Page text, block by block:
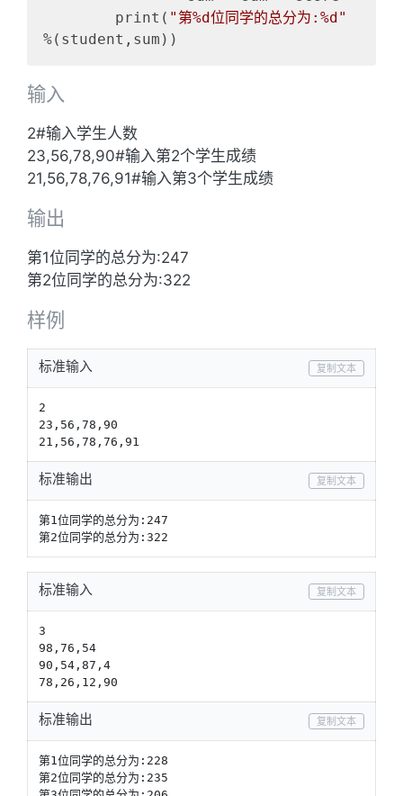
	print(
"第%d位同学的总分为:%d"
输入
2#输入学生人数
23,56,78,90#输入第2个学生成绩
21,56,78,76,91#输入第3个学生成绩
输出
第1位同学的总分为:247
第2位同学的总分为:322
样例
标准输入 复制文本
2
23,56,78,90
21,56,78,76,91
标准输出 复制文本
第1位同学的总分为:247
第2位同学的总分为:322
标准输入 复制文本
3
98,76,54
90,54,87,4
78,26,12,90
标准输出 复制文本
第1位同学的总分为:228
第2位同学的总分为:235